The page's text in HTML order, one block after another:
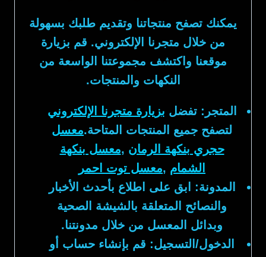
يمكنك تصفح منتجاتنا وتقديم طلبك بسهولة
من خلال متجرنا الإلكتروني. قم بزيارة
موقعنا واكتشف مجموعتنا الواسعة من
النكهات والمنتجات.
المتجر: تفضل بزيارة متجرنا الإلكتروني
لتصفح جميع المنتجات المتاحة.معسل
حجري بنكهة الرمان ,معسل بنكهة
الشمام ,معسل توت احمر
المدونة:
ابق على اطلاع بأحدث الأخبار
والنصائح المتعلقة بالشيشة الصحية
وبدائل المعسل من خلال مدونتنا.
الدخول/التسجيل: قم بإنشاء حساب أو